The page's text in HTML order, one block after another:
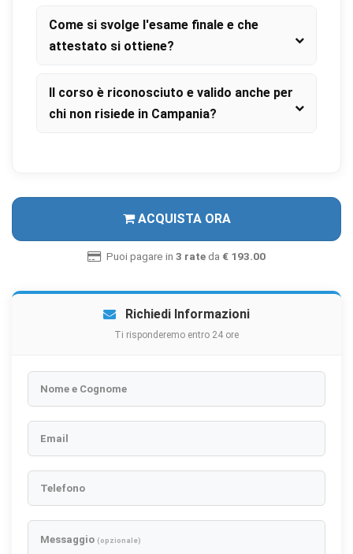
Come si svolge l'esame finale e che
attestato si ottiene?
Il corso è riconosciuto e valido anche per
chi non risiede in Campania?
ACQUISTA ORA
Puoi pagare in 3 rateda € 193.00
Richiedi Informazioni
Ti risponderemo entro 24 ore
Nome e Cognome
Email
Telefono
Messaggio (opzionale)